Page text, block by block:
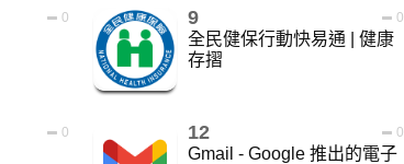
0 9 0
全民健保行動快易通 | 健康
存摺
0 12 0
Gmail - Google 推出的電子